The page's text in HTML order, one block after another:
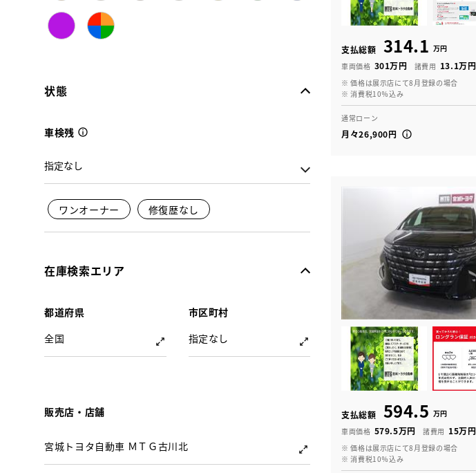
状態
車検残
ワンオーナー 修復歴なし
在庫検索エリア
都道府県
全国
市区町村
指定なし
販売店・店舗
宮城トヨタ自動車 ＭＴＧ古川北
支払総額 314.1 万円
車両価格 301万円 諸費用 13.1万円
※ 価格は展示店にて8月登録の場合
※ 消費税10％込み
通常ローン
月々26,900円
支払総額 594.5 万円
車両価格 579.5万円 諸費用 15万円
※ 価格は展示店にて8月登録の場合
※ 消費税10％込み